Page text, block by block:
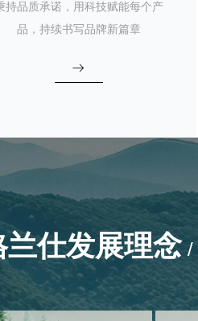
兰仕发展理念 /
持品质承诺，用科技赋能每个产
品，持续书写品牌新篇章
ꁹ